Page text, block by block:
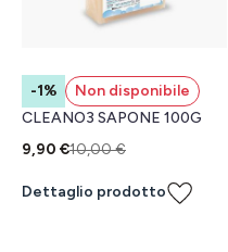
-1%
Non disponibile
CLEANO3 SAPONE 100G
9,90 €10,00 €
Dettaglio prodotto